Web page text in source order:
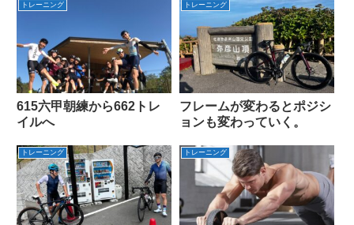
トレーニング
615六甲朝練から662トレ
イルへ
トレーニング
フレームが変わるとポジシ
ョンも変わっていく。
トレーニング トレーニング